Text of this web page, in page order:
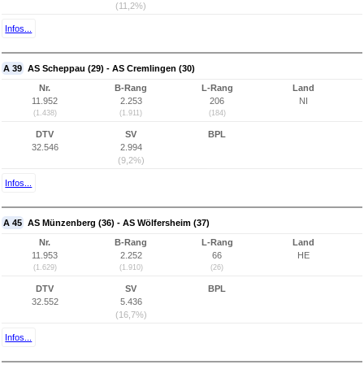
(11,2%)
Infos...
A 39 AS Scheppau (29) - AS Cremlingen (30)
Nr.
11.952
(1.438)
B-Rang
2.253
(1.911)
L-Rang
206
(184)
Land
NI
DTV
32.546
SV
2.994
(9,2%)
BPL
Infos...
A 45 AS Münzenberg (36) - AS Wölfersheim (37)
Nr.
11.953
(1.629)
B-Rang
2.252
(1.910)
L-Rang
66
(26)
Land
HE
DTV
32.552
SV
5.436
(16,7%)
BPL
Infos...